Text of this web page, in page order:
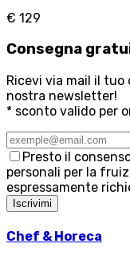
€ 129
Consegna
Ricevi via mail il
nostra newsletter!
* sconto valido per
Presto il
personali per la
espressamente
Iscrivimi
Chef & Horeca